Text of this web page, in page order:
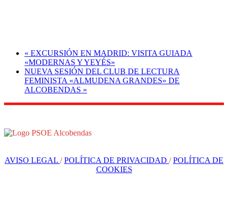
« EXCURSIÓN EN MADRID: VISITA GUIADA
«MODERNAS Y YEYÉS»
NUEVA SESIÓN DEL CLUB DE LECTURA
FEMINISTA «ALMUDENA GRANDES» DE
ALCOBENDAS »
AVISO LEGAL /POLÍTICA DE PRIVACIDAD /POLÍTICA DE
COOKIES